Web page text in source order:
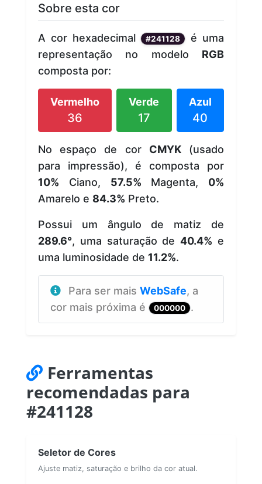
Sobre esta cor
A cor hexadecimal #241128
é uma
representação no modelo RGB
composta por:
Vermelho
36
Verde
17
Azul
40
No espaço de cor CMYK(usado
para impressão), é composta por
10% Ciano, 57.5% Magenta, 0%
Amarelo e 84.3% Preto.
Possui um ângulo de matiz de
289.6°, uma saturação de40.4% e
uma luminosidade de 11.2%.
Para ser mais WebSafe, a
cor mais próxima é
000000 .
Ferramentas
recomendadas para
#241128
Seletor de Cores
Ajuste matiz, saturação e brilho da cor atual.